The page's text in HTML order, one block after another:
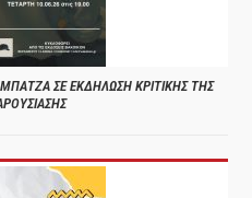
ΣΕ ΕΚΔΗΛΩΣΗ ΚΡΙΤΙΚΗΣ ΤΗΣ